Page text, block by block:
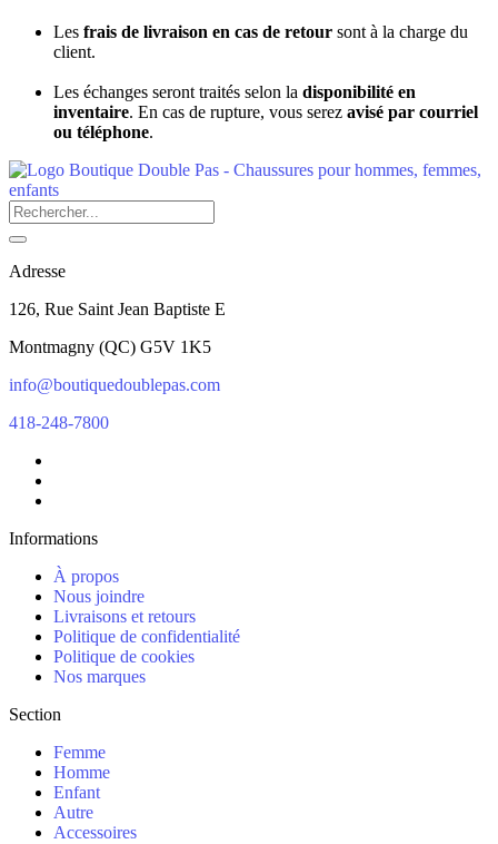
Les frais de livraison en cas de retour sont à la charge du
client.
Les échanges seront traités selon la disponibilité en
inventaire. En cas de rupture, vous serez avisé par courriel
ou téléphone.
Adresse
126, Rue Saint Jean Baptiste E
Montmagny (QC) G5V 1K5
info@boutiquedoublepas.com
418-248-7800
Informations
À propos
Nous joindre
Livraisons et retours
Politique de confidentialité
Politique de cookies
Nos marques
Section
Femme
Homme
Enfant
Autre
Accessoires